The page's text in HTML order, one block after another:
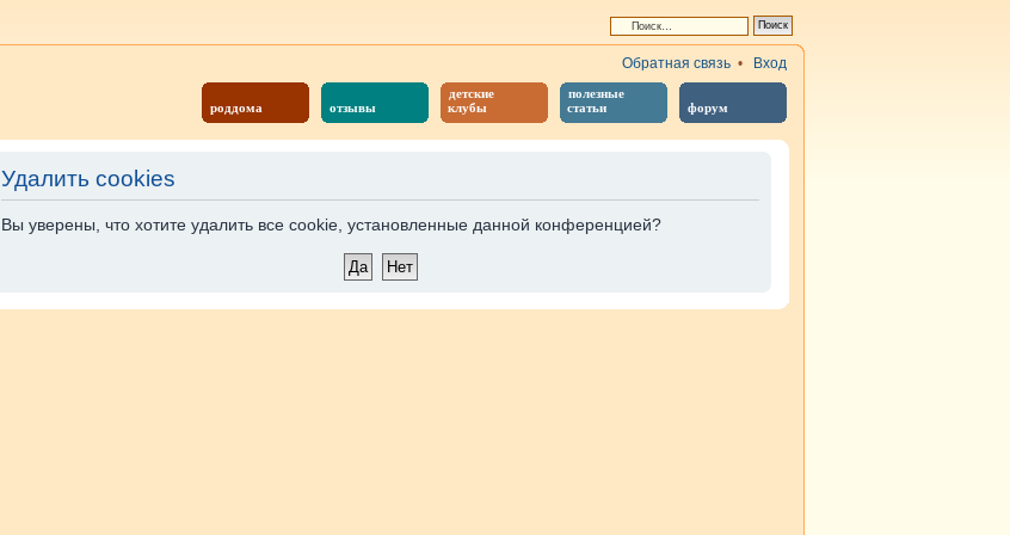
роддома отзывы
детские
клубы
полезные
статьи
форум
Обратная связь • Вход
Удалить cookies
Вы уверены, что хотите удалить все cookie, установленные данной конференцией?